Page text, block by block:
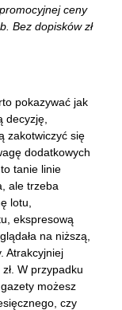
ceny
Bez dopisków zł
pokazywać jak
decyzję,
zakotwiczyć się
dodatkowych
tanie linie
ale trzeba
lotu,
ekspresową
na niższą,
Atrakcyjniej
W przypadku
możesz
czy